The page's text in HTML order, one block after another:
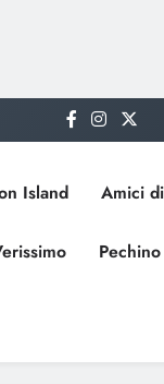
Island Amici